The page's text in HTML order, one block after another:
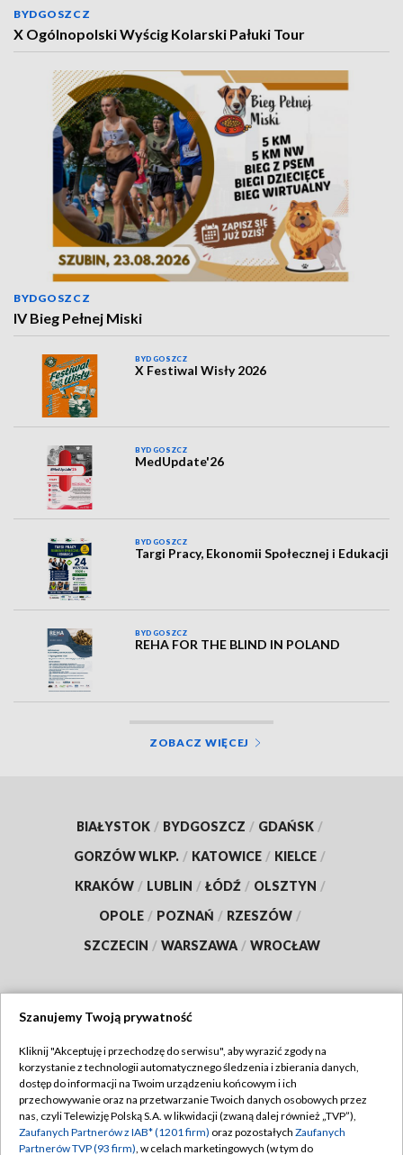
BYDGOSZCZ
X Ogólnopolski Wyścig Kolarski Pałuki Tour
BYDGOSZCZ
IV Bieg Pełnej Miski
BYDGOSZCZ
X Festiwal Wisły 2026
BYDGOSZCZ
MedUpdate'26
BYDGOSZCZ
Targi Pracy, Ekonomii Społecznej i Edukacji
BYDGOSZCZ
REHA FOR THE BLIND IN POLAND
ZOBACZ WIĘCEJ
BIAŁYSTOK / BYDGOSZCZ / GDAŃSK /
GORZÓW WLKP. / KATOWICE / KIELCE /
KRAKÓW / LUBLIN / ŁÓDŹ / OLSZTYN /
OPOLE / POZNAŃ / RZESZÓW /
SZCZECIN / WARSZAWA / WROCŁAW
TVP
Abonament TVP
Emisja w TVP
Regulamin TVP
Polityka prywatności
Szanujemy Twoją prywatność
Kliknij "Akceptuję i przechodzę do serwisu", aby wyrazić zgody na
korzystanie z technologii automatycznego śledzenia i zbierania danych,
dostęp do informacji na Twoim urządzeniu końcowym i ich
przechowywanie oraz na przetwarzanie Twoich danych osobowych przez
nas, czyli Telewizję Polską S.A. w likwidacji (zwaną dalej również „TVP”),
Zaufanych Partnerów z IAB* (1201 firm) oraz pozostałych Zaufanych
Partnerów TVP (93 firm), w celach marketingowych (w tym do